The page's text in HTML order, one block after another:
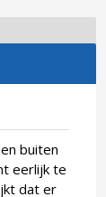
buiten
eerlijk te
dat er